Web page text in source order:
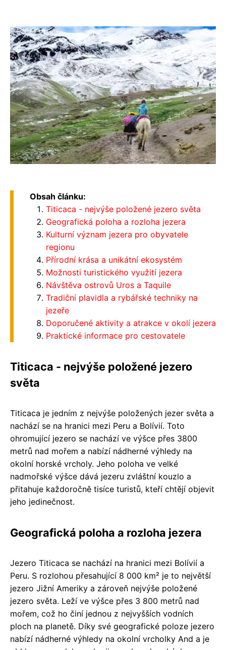
Obsah článku:
Titicaca - nejvýše položené jezero světa
Geografická poloha a rozloha jezera
Kulturní význam jezera pro obyvatele
regionu
Přírodní krása a unikátní ekosystém
Možnosti turistického využití jezera
Návštěva ostrovů Uros a Taquile
Tradiční plavidla a rybářské techniky na
jezeře
Doporučené aktivity a atrakce v okolí jezera
Praktické informace pro cestovatele
Titicaca - nejvýše položené jezero
světa
Titicaca je jedním z nejvýše položených jezer světa a
nachází se na hranici mezi Peru a Bolívií. Toto
ohromující jezero se nachází ve výšce přes 3800
metrů nad mořem a nabízí nádherné výhledy na
okolní horské vrcholy. Jeho poloha ve velké
nadmořské výšce dává jezeru zvláštní kouzlo a
přitahuje každoročně tisíce turistů, kteří chtějí objevit
jeho jedinečnost.
Geografická poloha a rozloha jezera
Jezero Titicaca se nachází na hranici mezi Bolívií a
Peru. S rozlohou přesahující 8 000 km² je to největší
jezero Jižní Ameriky a zároveň nejvýše položené
jezero světa. Leží ve výšce přes 3 800 metrů nad
mořem, což ho činí jednou z nejvyšších vodních
ploch na planetě. Díky své geografické poloze jezero
nabízí nádherné výhledy na okolní vrcholky And a je